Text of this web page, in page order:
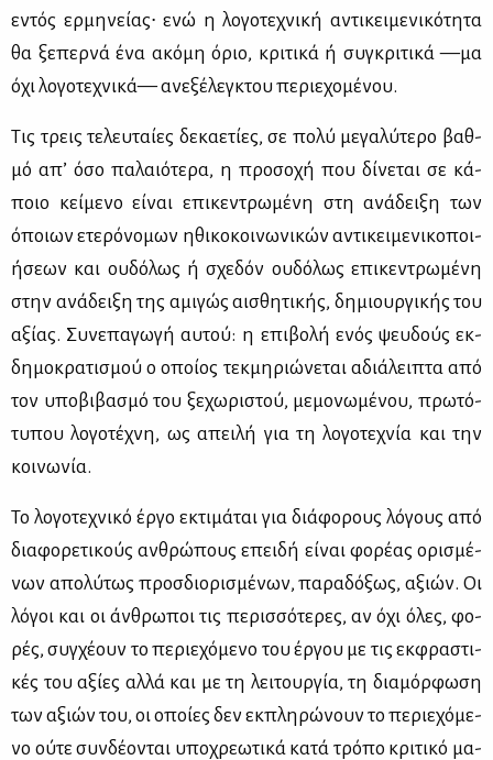
εντός ερ­μη­νεί­ας∙ ενώ η λο­γο­τε­χνι­κή αντι­κει­με­νι­κό­τη­τα
θα ξε­περ­νά ένα ακό­μη όριο, κρι­τι­κά ή συ­γκρι­τι­κά —μα
όχι λο­γο­τε­χνι­κά— ανε­ξέ­λεγ­κτου πε­ριε­χο­μέ­νου.
Τις τρεις τε­λευ­ταί­ες δε­κα­ε­τί­ες, σε πο­λύ με­γα­λύ­τε­ρο βαθ­
μό απ’ όσο πα­λαιό­τε­ρα, η προ­σο­χή που δί­νε­ται σε κά­
ποιο κεί­με­νο εί­ναι επι­κε­ντρω­μέ­νη στη ανά­δει­ξη των
όποιων ετε­ρό­νο­μων ηθι­κο­κοι­νω­νι­κών αντι­κει­με­νι­κο­ποι­
ή­σε­ων και ου­δό­λως ή σχε­δόν ου­δό­λως επι­κε­ντρω­μέ­νη
στην ανά­δει­ξη της αμι­γώς αι­σθη­τι­κής, δη­μιουρ­γι­κής του
αξί­ας. Συ­νε­πα­γω­γή αυ­τού: η επι­βο­λή ενός ψευ­δούς εκ­
δη­μο­κρα­τι­σμού ο οποί­ος τεκ­μη­ριώ­νε­ται αδιά­λει­πτα από
τον υπο­βι­βα­σμό του ξε­χω­ρι­στού, με­μο­νω­μέ­νου, πρω­τό­
τυ­που λο­γο­τέ­χνη, ως απει­λή για τη λο­γο­τε­χνία και την
κοι­νω­νία.
Το λο­γο­τε­χνι­κό έρ­γο εκτι­μά­ται για διά­φο­ρους λό­γους από
δια­φο­ρε­τι­κούς αν­θρώ­πους επει­δή εί­ναι φο­ρέ­ας ορι­σμέ­
νων απο­λύ­τως προσ­διο­ρι­σμέ­νων, πα­ρα­δό­ξως, αξιών. Οι
λό­γοι και οι άν­θρω­ποι τις πε­ρισ­σό­τε­ρες, αν όχι όλες, φο­
ρές, συγ­χέ­ουν το πε­ριε­χό­με­νο του έρ­γου με τις εκ­φρα­στι­
κές του αξί­ες αλ­λά και με τη λει­τουρ­γία, τη δια­μόρ­φω­ση
των αξιών του, οι οποί­ες δεν εκ­πλη­ρώ­νουν το πε­ριε­χό­με­
νο ού­τε συν­δέ­ο­νται υπο­χρε­ω­τι­κά κα­τά τρό­πο κρι­τι­κό μα­